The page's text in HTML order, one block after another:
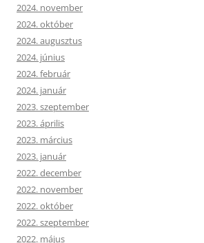
2024. november
2024. október
2024. augusztus
2024. június
2024. február
2024. január
2023. szeptember
2023. április
2023. március
2023. január
2022. december
2022. november
2022. október
2022. szeptember
2022. május